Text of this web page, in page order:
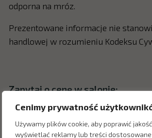
Cenimy prywatność
Używamy plików cookie, aby poprawić
wyświetlać reklamy lub treści dostosowane
odporna na mróz.
Prezentowane informacje nie
handlowej w rozumieniu Kodeksu
Zapytaj o cenę w salonie: